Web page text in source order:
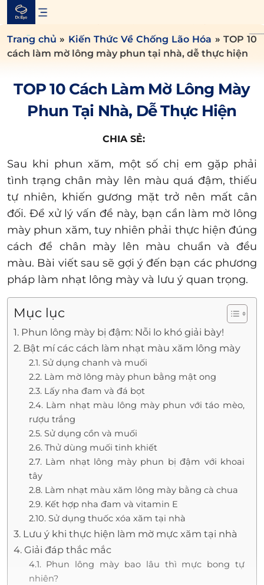
Skip
content
Trang chủ » Kiến Thức Về Chống Lão Hóa » TOP 10
cách làm mờ lông mày phun tại nhà, dễ thực hiện
TOP 10 Cách Làm Mờ Lông Mày
Phun Tại Nhà, Dễ Thực Hiện
CHIA SẺ:
Sau khi phun xăm, một số chị em gặp phải
tình trạng chân mày lên màu quá đậm, thiếu
tự nhiên, khiến gương mặt trở nên mất cân
đối. Để xử lý vấn đề này, bạn cần làm mờ lông
mày phun xăm, tuy nhiên phải thực hiện đúng
cách để chân mày lên màu chuẩn và đều
màu. Bài viết sau sẽ gợi ý đến bạn các phương
pháp làm nhạt lông mày và lưu ý quan trọng.
Mục lục
1. Phun lông mày bị đậm: Nỗi lo khó giải bày!
2. Bật mí các cách làm nhạt màu xăm lông mày
2.1. Sử dụng chanh và muối
2.2. Làm mờ lông mày phun bằng mật ong
2.3. Lấy nha đam và đá bọt
2.4. Làm nhạt màu lông mày phun với táo mèo,
rượu trắng
2.5. Sử dụng cồn và muối
2.6. Thử dùng muối tinh khiết
2.7. Làm nhạt lông mày phun bị đậm với khoai
tây
2.8. Làm nhạt màu xăm lông mày bằng cà chua
2.9. Kết hợp nha đam và vitamin E
2.10. Sử dụng thuốc xóa xăm tại nhà
3. Lưu ý khi thực hiện làm mờ mực xăm tại nhà
4. Giải đáp thắc mắc
4.1. Phun lông mày bao lâu thì mực bong tự
nhiên?